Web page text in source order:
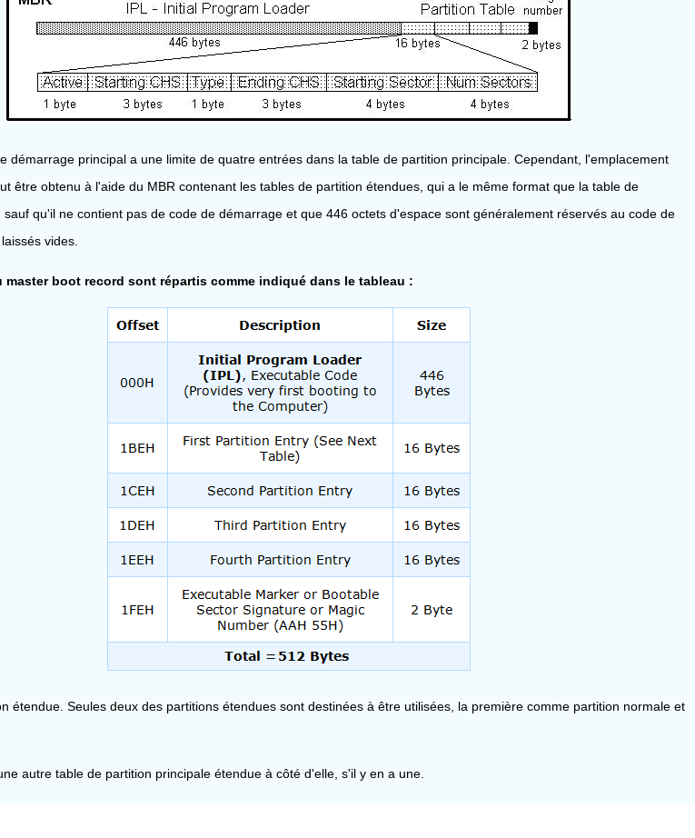
démarrage principal a une limite de quatre entrées dans la table de partition principale. Cependant, l'emplacement
être obtenu à l'aide du MBR contenant les tables de partition étendues, qui a le même format que la table de
sauf qu'il ne contient pas de code de démarrage et que 446 octets d'espace sont généralement réservés au code de
vides.
master boot record sont répartis comme indiqué dans le tableau :
étendue. Seules deux des partitions étendues sont destinées à être utilisées, la première comme partition normale et
autre table de partition principale étendue à côté d'elle, s'il y en a une.